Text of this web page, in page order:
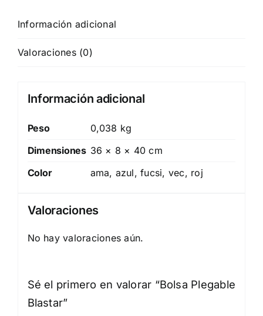
Información adicional
Valoraciones (0)
Información adicional
Peso
0,038 kg
Dimensiones 36 × 8 × 40 cm
Color
ama, azul, fucsi, vec, roj
Valoraciones
No hay valoraciones aún.
Sé el primero en valorar “Bolsa Plegable
Blastar”